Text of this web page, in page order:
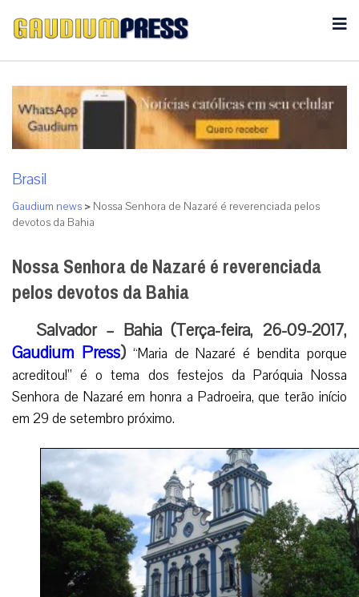
Brasil
Gaudium news > Nossa Senhora de Nazaré é reverenciada pelos
devotos da Bahia
Nossa Senhora de Nazaré é reverenciada
pelos devotos da Bahia
Salvador – Bahia (Terça-feira, 26-09-2017,
Gaudium Press)“Maria de Nazaré é bendita porque
acreditou!” é o tema dos festejos da Paróquia Nossa
Senhora de Nazaré em honra a Padroeira, que terão início
em 29 de setembro próximo.